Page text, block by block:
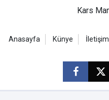
Kars
Anasayfa Künye İletişim